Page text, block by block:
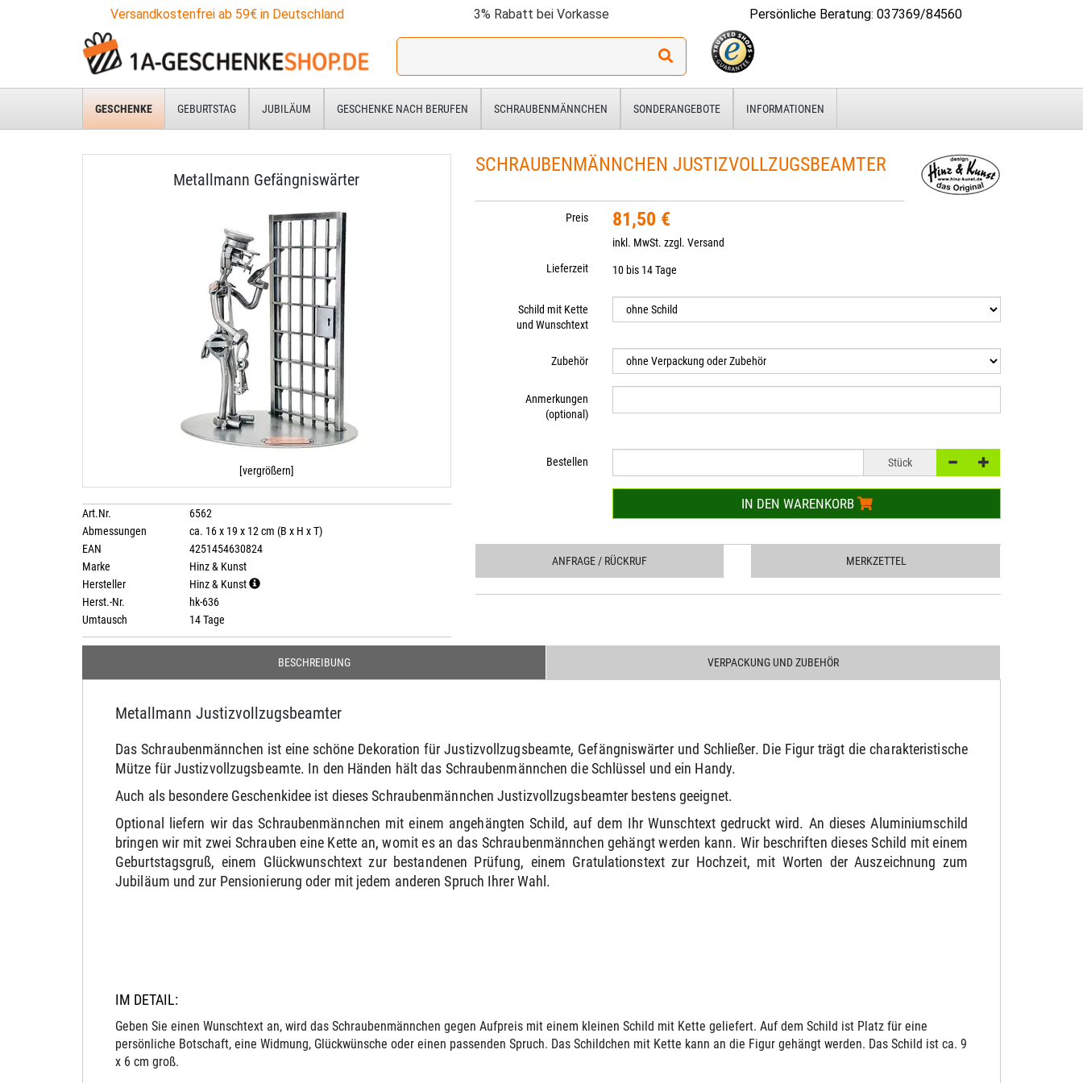
Versandkostenfrei ab 59€ in Deutschland 3% Rabatt bei Vorkasse Persönliche Beratung: 037369/84560
Ich
für:
GESCHENKE GEBURTSTAG JUBILÄUM GESCHENKE NACH BERUFEN SCHRAUBENMÄNNCHEN SONDERANGEBOTE INFORMATIONEN
Metallmann Gefängniswärter
[vergrößern]
SCHRAUBENMÄNNCHEN JUSTIZVOLLZUGSBEAMTER
Preis 81,50 €
inkl. MwSt. zzgl.Versand
Lieferzeit
10 bis 14 Tage
Schild mit Kette
und Wunschtext
Zubehör
Anmerkungen
(optional)
Bestellen Stück
IN DEN WARENKORB
ANFRAGE / RÜCKRUF MERKZETTEL
Art.Nr.
6562
Abmessungen
ca. 16 x 19 x 12 cm (B x H x T)
EAN
4251454630824
Marke
Hinz & Kunst
Hersteller
Hinz & Kunst
Herst.-Nr.
hk-636
Umtausch
14 Tage
BESCHREIBUNG VERPACKUNG UND ZUBEHÖR
Metallmann Justizvollzugsbeamter
Das Schraubenmännchen ist eine schöne Dekoration für Justizvollzugsbeamte, Gefängniswärter und Schließer. Die Figur trägt die charakteristische
Mütze für Justizvollzugsbeamte. In den Händen hält das Schraubenmännchen die Schlüssel und ein Handy.
Auch als besondere Geschenkidee ist dieses Schraubenmännchen Justizvollzugsbeamter bestens geeignet.
Optional liefern wir das Schraubenmännchen mit einem angehängten Schild, auf dem Ihr Wunschtext gedruckt wird. An dieses Aluminiumschild
bringen wir mit zwei Schrauben eine Kette an, womit es an das Schraubenmännchen gehängt werden kann. Wir beschriften dieses Schild mit einem
Geburtstagsgruß, einem Glückwunschtext zur bestandenen Prüfung, einem Gratulationstext zur Hochzeit, mit Worten der Auszeichnung zum
Jubiläum und zur Pensionierung oder mit jedem anderen Spruch Ihrer Wahl.
IM DETAIL:
Geben Sie einen Wunschtext an, wird das Schraubenmännchen gegen Aufpreis mit einem kleinen Schild mit Kette geliefert. Auf dem Schild ist Platz für eine
persönliche Botschaft, eine Widmung, Glückwünsche oder einen passenden Spruch. Das Schildchen mit Kette kann an die Figur gehängt werden. Das Schild ist ca. 9
x 6 cm groß.